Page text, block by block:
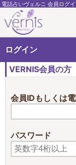
電話占いヴェルニ 会員ログ
ログイン
VERNIS会員の方
会員IDもしくは
パスワード